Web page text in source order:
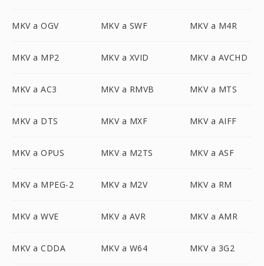
MKV a OGV MKV a SWF MKV a M4R
MKV a MP2 MKV a XVID MKV a AVCHD
MKV a AC3 MKV a RMVB MKV a MTS
MKV a DTS MKV a MXF MKV a AIFF
MKV a OPUS MKV a M2TS MKV a ASF
MKV a MPEG-2 MKV a M2V MKV a RM
MKV a WVE MKV a AVR MKV a AMR
MKV a CDDA MKV a W64 MKV a 3G2